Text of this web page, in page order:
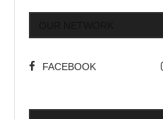
FACEBOOK